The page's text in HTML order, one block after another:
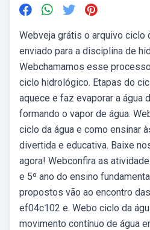
Webveja grátis o arquivo ciclo
enviado para a disciplina de
Webchamamos esse
ciclo hidrológico. Etapas do
aquece e faz evaporar a água
formando o vapor de água.
ciclo da água e como ensinar
divertida e educativa. Baixe
agora! Webconfira as
e 5º ano do ensino
propostos vão ao encontro
ef04c102 e. Webo ciclo da
movimento contínuo de água